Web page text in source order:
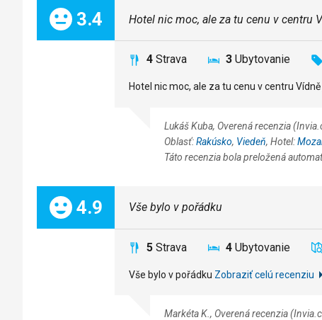
Celkom:
3.4 Hotel nic moc, ale za tu cenu v centru
4 Strava 3 Ubytovanie
Hotel nic moc, ale za tu cenu v centru
Lukáš Kuba, Overená recenzia
Oblasť:Rakúsko, Viedeň, Hotel:
Táto recenzia bola preložená
Celkom:
4.9 Vše bylo v pořádku
5 Strava 4 Ubytovanie
Vše bylo v pořádku Zobraziť celú recenziu
Markéta K., Overená recenzia